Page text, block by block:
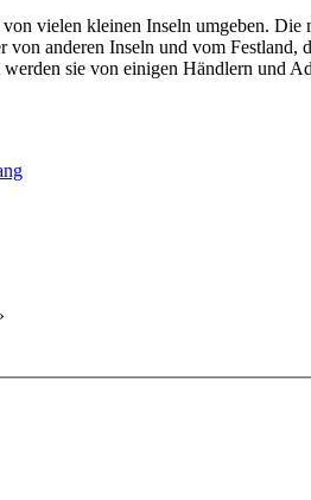
vielen kleinen Inseln umgeben.
von anderen Inseln und vom
sie von einigen Händlern und